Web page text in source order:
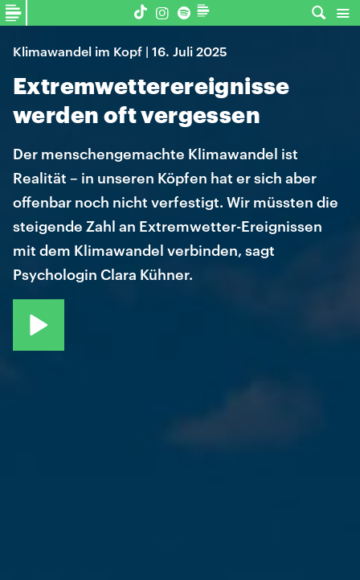
Klimawandel im Kopf | 16. Juli 2025
Extremwetterereignisse
werden oft vergessen
Der menschengemachte Klimawandel ist
Realität – in unseren Köpfen hat er sich aber
offenbar noch nicht verfestigt. Wir müssten die
steigende Zahl an Extremwetter-Ereignissen
mit dem Klimawandel verbinden, sagt
Psychologin Clara Kühner.